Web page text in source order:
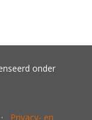
onder
· Privacy- en